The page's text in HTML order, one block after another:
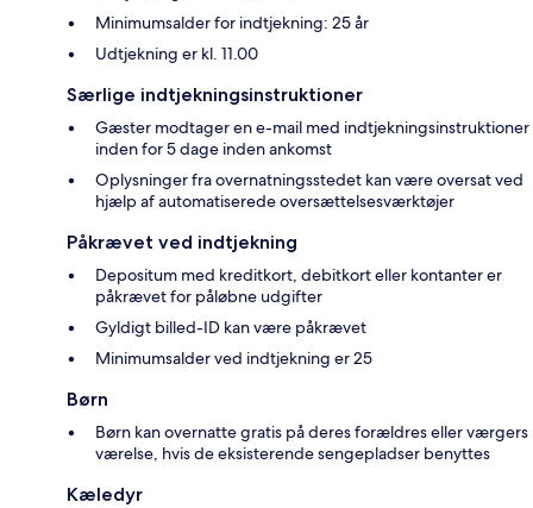
Minimumsalder for indtjekning: 25 år
Udtjekning er kl. 11.00
Særlige indtjekningsinstruktioner
Gæster modtager en e-mail med indtjekningsinstruktioner
inden for 5 dage inden ankomst
Oplysninger fra overnatningsstedet kan være oversat ved
hjælp af automatiserede oversættelsesværktøjer
Påkrævet ved indtjekning
Depositum med kreditkort, debitkort eller kontanter er
påkrævet for påløbne udgifter
Gyldigt billed-ID kan være påkrævet
Minimumsalder ved indtjekning er 25
Børn
Børn kan overnatte gratis på deres forældres eller værgers
værelse, hvis de eksisterende sengepladser benyttes
Kæledyr